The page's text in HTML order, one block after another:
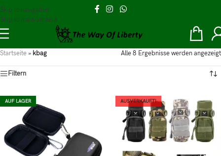
Skip to navigation
Skip to main content
Startseite » kbag Alle 8 Ergebnisse werden angezeigt
Filtern
AUF LAGER AUSVERKAUFT!